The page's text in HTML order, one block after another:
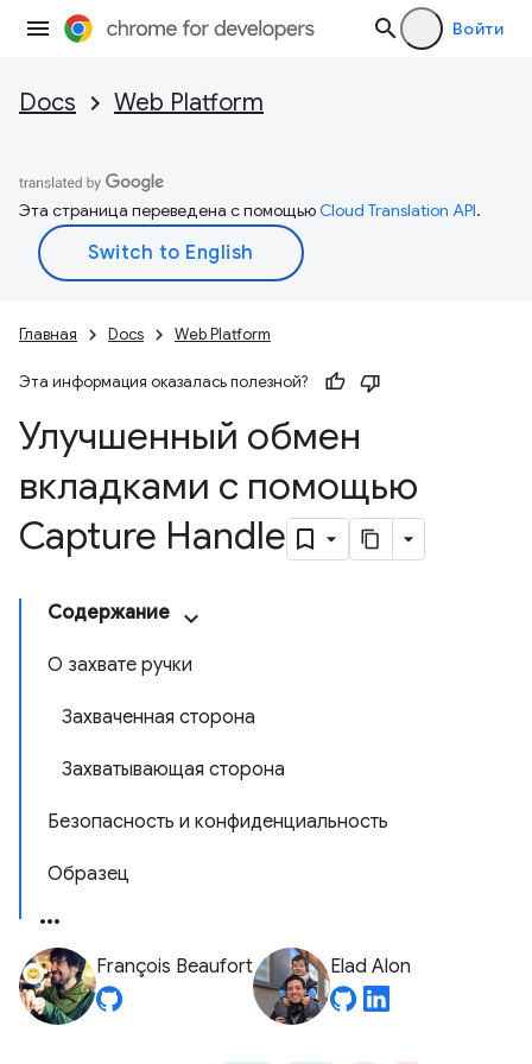
Войти
Docs Web Platform
Эта страница переведена с помощьюCloud Translation API.
Главная Docs Web Platform
Эта информация оказалась полезной?
Улучшенный обмен
вкладками с помощью
Capture Handle
Содержание
О захвате ручки
Захваченная сторона
Захватывающая сторона
Безопасность и конфиденциальность
Образец
François Beaufort Elad Alon